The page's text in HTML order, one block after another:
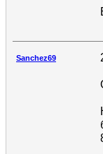
Sanchez69